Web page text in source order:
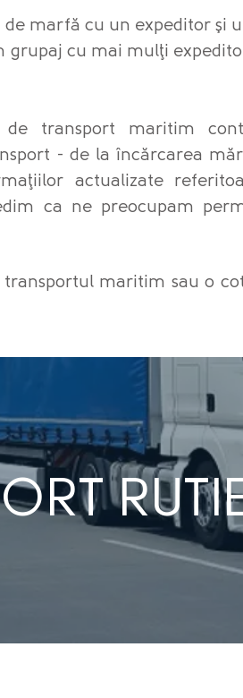
marfă cu un expeditor şi
grupaj cu mai mulţi
transport maritim
- de la încărcarea
actualizate
ca ne preocupam
maritim sau o